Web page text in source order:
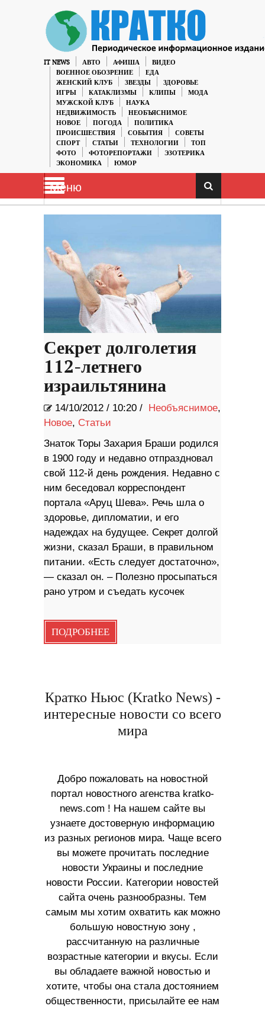
IT NEWS АВТО АФИША
ВИДЕО
ВОЕННОЕ ОБОЗРЕНИЕ
ЕДА
ЖЕНСКИЙ КЛУБ
ЗВЕЗДЫ
ЗДОРОВЬЕ
ИГРЫ
КАТАКЛИЗМЫ КЛИПЫ
МОДА
МУЖСКОЙ КЛУБ
НАУКА
НЕДВИЖИМОСТЬ
НЕОБЪЯСНИМОЕ
НОВОЕ
ПОГОДА
ПОЛИТИКА
ПРОИСШЕСТВИЯ
СОБЫТИЯ
СОВЕТЫ
СПОРТ
СТАТЬИ ТЕХНОЛОГИИ
ТОП
ФОТО
ФОТОРЕПОРТАЖИ
ЭЗОТЕРИКА
ЭКОНОМИКА
ЮМОР
Меню
Секрет долголетия
112-летнего
израильтянина
14/10/2012 / 10:20 / Необъяснимое,
Новое, Статьи
Знаток Торы Захария Браши родился
в 1900 году и недавно отпраздновал
свой 112-й день рождения. Недавно с
ним беседовал корреспондент
портала «Аруц Шева». Речь шла о
здоровье, дипломатии, и его
надеждах на будущее. Секрет долгой
жизни, сказал Браши, в правильном
питании. «Есть следует достаточно»,
— сказал он. – Полезно просыпаться
рано утром и съедать кусочек
ПОДРОБНЕЕ
Кратко Ньюс (Kratko News) -
интересные новости со всего
мира
Добро пожаловать на новостной
портал новостного агенства kratko-
news.com ! На нашем сайте вы
узнаете достоверную информацию
из разных регионов мира. Чаще всего
вы можете прочитать последние
новости Украины и последние
новости России. Категории новостей
сайта очень разнообразны. Тем
самым мы хотим охватить как можно
большую новостную зону ,
рассчитанную на различные
возрастные категории и вкусы. Если
вы обладаете важной новостью и
хотите, чтобы она стала достоянием
общественности, присылайте ее нам